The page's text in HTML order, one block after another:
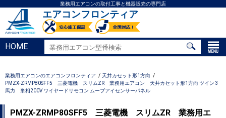
業務用エアコンの取付工事と機器販売の専門店
エアコンフロンティア
HOME
業務用エアコンのエアコンフロンティア
天井カセット形1方向
PMZX-ZRMP80SFF5 三菱電機 スリムZR 業務用エアコン 天井カセット形1方向 ツイン 3
馬力 単相200V ワイヤードリモコン ムーブアイセンサーパネル
PMZX-ZRMP80SFF5 三菱電機 スリムZR 業務用エ